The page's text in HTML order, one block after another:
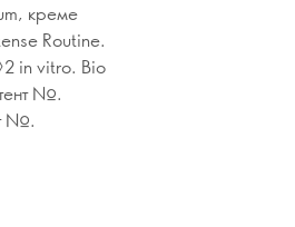
креме
Routine.
in vitro. Bio
№.
№.